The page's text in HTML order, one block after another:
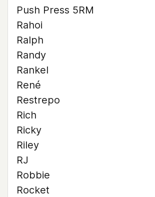
Push Press 5RM
Rahoi
Ralph
Randy
Rankel
René
Restrepo
Rich
Ricky
Riley
RJ
Robbie
Rocket